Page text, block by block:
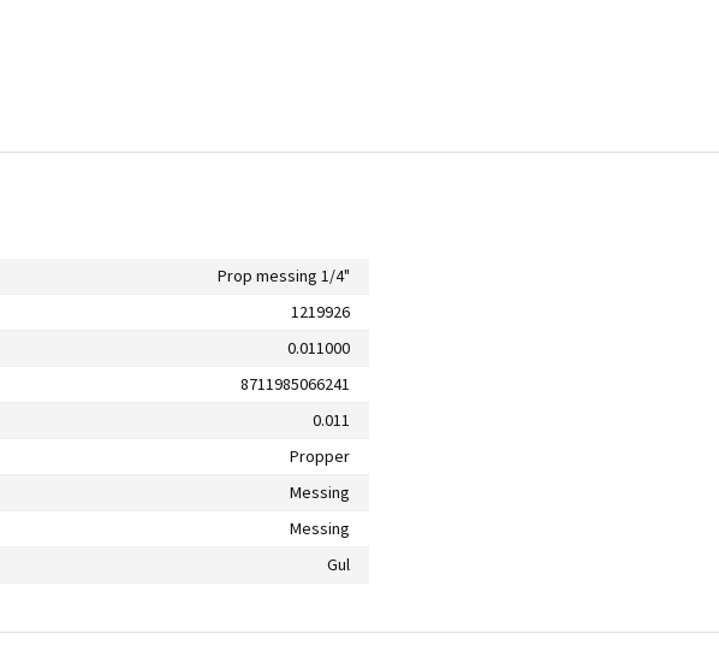
Prop messing 1/4"
1219926
0.011000
8711985066241
0.011
Propper
Messing
Messing
Gul